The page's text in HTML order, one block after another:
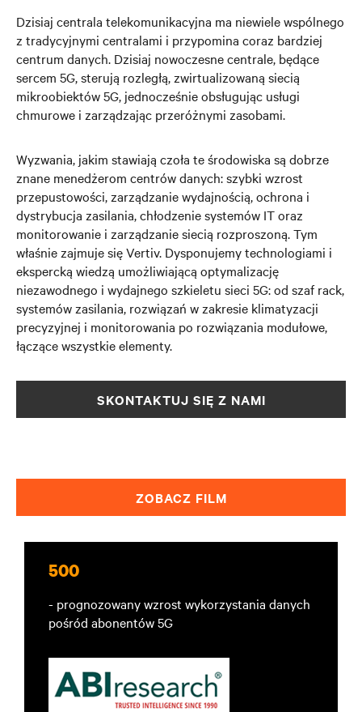
Wspieranie 5G na obrzeżach sieci
Zobacz Film
Skontaktuj się z nami
Dzisiaj centrala telekomunikacyjna ma niewiele wspólnego
z tradycyjnymi centralami i przypomina coraz bardziej
centrum danych. Dzisiaj nowoczesne centrale, będące
sercem 5G, sterują rozległą, zwirtualizowaną siecią
mikroobiektów 5G, jednocześnie obsługując usługi
chmurowe i zarządzając przeróżnymi zasobami.
Wyzwania, jakim stawiają czoła te środowiska są dobrze
znane menedżerom centrów danych:szybki wzrost
przepustowości, zarządzanie wydajnością, ochrona i
dystrybucja zasilania, chłodzenie systemów IT oraz
monitorowanie i zarządzanie siecią rozproszoną. Tym
właśnie zajmuje się Vertiv. Dysponujemy technologiami i
ekspercką wiedzą umożliwiającą optymalizację
niezawodnego i wydajnego szkieletu sieci 5G: od szaf rack,
systemów zasilania, rozwiązań w zakresie klimatyzacji
precyzyjnej i monitorowania po rozwiązania modułowe,
łączące wszystkie elementy.
SKONTAKTUJ SIĘ Z NAMI
ZOBACZ FILM
500
- prognozowany wzrost wykorzystania danych
pośród abonentów 5G